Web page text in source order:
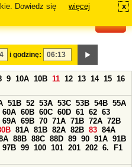
Dowiedz się
więcej x
i godzinę:
9 10A 10B 11 12 13 14 15 16
51B 52 53A 53C 53B 54B 55A
60A 60B 60C 60D 61 62 63
69A 69B 70 71A 71B 72A 72B
81A 81B 82A 82B 83 84A
88B 88C 88D 89 90 91A 91B
97B 99 100 101 201 202 6.
F1